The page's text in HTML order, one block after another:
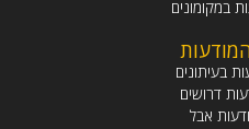
במקומונים
בעיתונים
דרושים
אבל